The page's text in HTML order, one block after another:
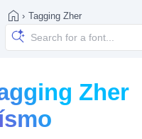
› Tagging Zher
Zher